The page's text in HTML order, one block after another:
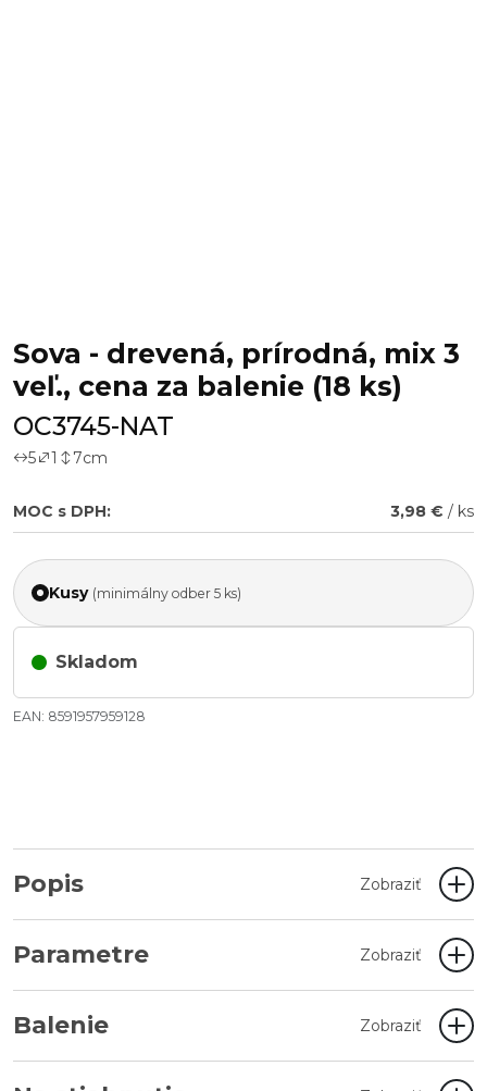
Sova - drevená, prírodná, mix 3
veľ., cena za balenie (18 ks)
OC3745-NAT
5 1 7cm
MOC s DPH: 3,98 € / ks
Kusy (minimálny odber 5 ks)
Skladom
EAN: 8591957959128
Popis Zobraziť
Parametre Zobraziť
Balenie Zobraziť